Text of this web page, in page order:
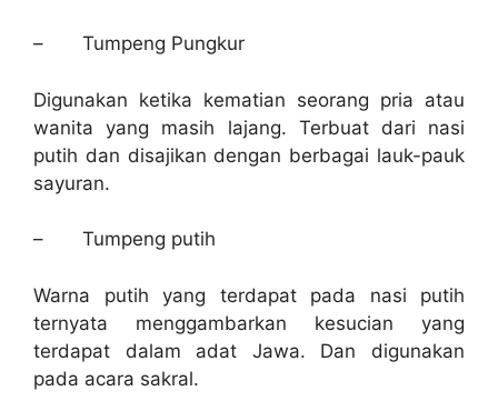
– Tumpeng Pungkur
Digunakan ketika kematian seorang pria atau
wanita yang masih lajang. Terbuat dari nasi
putih dan disajikan dengan berbagai lauk-pauk
sayuran.
– Tumpeng putih
Warna putih yang terdapat pada nasi putih
ternyata menggambarkan kesucian yang
terdapat dalam adat Jawa. Dan digunakan
pada acara sakral.